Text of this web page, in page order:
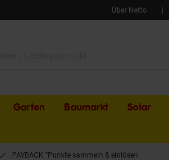
Über Netto
Garten Baumarkt Solar
PAYBACK °Punkte sammeln & einlösen